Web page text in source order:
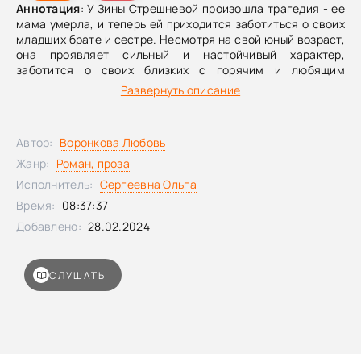
Аннотация: У Зины Стрешневой произошла трагедия - ее
мама умерла, и теперь ей приходится заботиться о своих
младших брате и сестре. Несмотря на свой юный возраст,
она проявляет сильный и настойчивый характер,
заботится о своих близких с горячим и любящим
сердцем, и всегда может рассчитывать на поддержку
Развернуть описание
СЛУШАТЬ
Автор: Воронкова Любовь
Жанр: Роман, проза
Исполнитель: Сергеевна Ольга
Время: 08:37:37
Добавлено: 28.02.2024